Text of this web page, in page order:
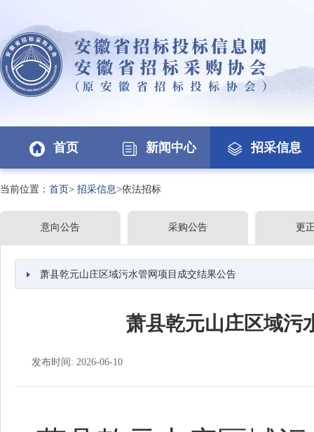
首页 新闻中心 招采信息
当前位置： 首页> 招采信息>依法招标
意向公告 采购公告 更
萧县乾元山庄区域污水管网项目成交结果公告
萧县乾元山庄区域污
发布时间: 2026-06-10